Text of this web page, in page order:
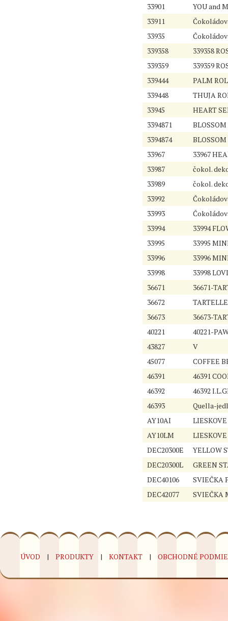
33901
YOU and
33911
33935
339358
339358
339359
339359
339444
PALM
339448
THUJA
33945
HEART
3394871
3394874
33967
33967
33987
čokol.
33989
čokol.
33992
33993
33994
33994
33995
33995
33996
33996
33998
33998
36671
36671-
36672
36673
36673-
40221
40221-
43827
V
45077
COFFEE
46391
46391
46392
46392
46393
Quella-
AY10AI
AY10LM
DEC20300E
YELLOW
DEC20300L
GREEN
DEC40106
SVIEČKA
DEC42077
SVIEČKA
ÚVOD PRODUKTY KONTAKT OBCHODNÉ